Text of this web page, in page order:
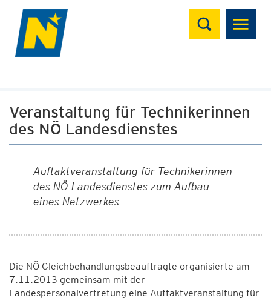
Suchen
Veranstaltung für Technikerinnen
des NÖ Landesdienstes
Auftaktveranstaltung für Technikerinnen
des NÖ Landesdienstes zum Aufbau
eines Netzwerkes
Die NÖ Gleichbehandlungsbeauftragte organisierte am
7.11.2013 gemeinsam mit der
Landespersonalvertretung eine Auftaktveranstaltung für